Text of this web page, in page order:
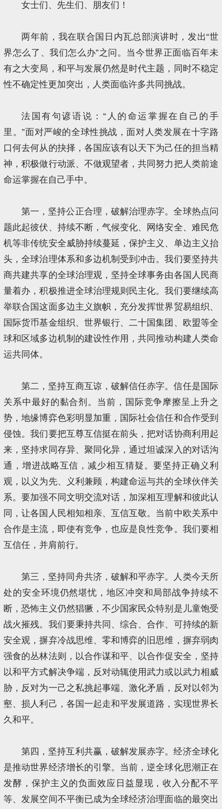
女士们、先生们、朋友们！
两年前，我在联合国日内瓦总部演讲时，发出“世
界怎么了、我们怎么办”之问。当今世界正面临百年未
有之大变局，和平与发展仍然是时代主题，同时不稳定
性不确定性更加突出，人类面临许多共同挑战。
法国有句谚语说：“人的命运掌握在自己的手
里。”面对严峻的全球性挑战，面对人类发展在十字路
口何去何从的抉择，各国应该有以天下为己任的担当精
神，积极做行动派、不做观望者，共同努力把人类前途
命运掌握在自己手中。
第一，坚持公正合理，破解治理赤字。全球热点问
题此起彼伏、持续不断，气候变化、网络安全、难民危
机等非传统安全威胁持续蔓延，保护主义、单边主义抬
头，全球治理体系和多边机制受到冲击。我们要坚持共
商共建共享的全球治理观，坚持全球事务由各国人民商
量着办，积极推进全球治理规则民主化。我们要继续高
举联合国这面多边主义旗帜，充分发挥世界贸易组织、
国际货币基金组织、世界银行、二十国集团、欧盟等全
球和区域多边机制的建设性作用，共同推动构建人类命
运共同体。
第二，坚持互商互谅，破解信任赤字。信任是国际
关系中最好的黏合剂。当前，国际竞争摩擦呈上升之
势，地缘博弈色彩明显加重，国际社会信任和合作受到
侵蚀。我们要把互尊互信挺在前头，把对话协商利用起
来，坚持求同存异、聚同化异，通过坦诚深入的对话沟
通，增进战略互信，减少相互猜疑。要坚持正确义利
观，以义为先、义利兼顾，构建命运与共的全球伙伴关
系。要加强不同文明交流对话，加深相互理解和彼此认
同，让各国人民相知相亲、互信互敬。当前中欧关系中
合作是主流，即使有竞争，也应是良性竞争。我们要相
互信任，并肩前行。
第三，坚持同舟共济，破解和平赤字。人类今天所
处的安全环境仍然堪忧，地区冲突和局部战争持续不
断，恐怖主义仍然猖獗，不少国家民众特别是儿童饱受
战火摧残。我们要秉持共同、综合、合作、可持续的新
安全观，摒弃冷战思维、零和博弈的旧思维，摒弃弱肉
强食的丛林法则，以合作谋和平、以合作促安全，坚持
以和平方式解决争端，反对动辄使用武力或以武力相威
胁，反对为一己之私挑起事端、激化矛盾，反对以邻为
壑、损人利己，各国一起走和平发展道路，实现世界长
久和平。
第四，坚持互利共赢，破解发展赤字。经济全球化
是推动世界经济增长的引擎。当前，逆全球化思潮正在
发酵，保护主义的负面效应日益显现，收入分配不平
等、发展空间不平衡已成为全球经济治理面临的最突出